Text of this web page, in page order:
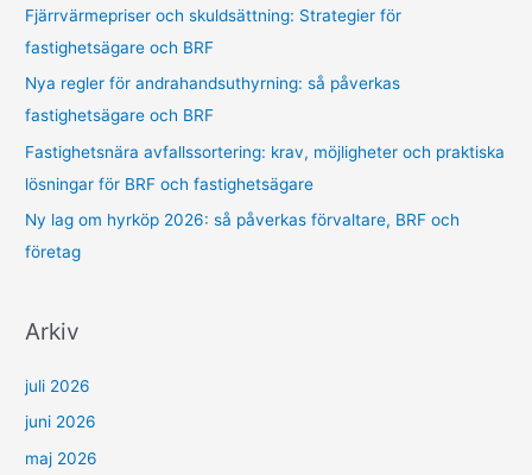
e
:
Fjärrvärmepriser och skuldsättning: Strategier för
fastighetsägare och BRF
Nya regler för andrahandsuthyrning: så påverkas
fastighetsägare och BRF
Fastighetsnära avfallssortering: krav, möjligheter och praktiska
lösningar för BRF och fastighetsägare
Ny lag om hyrköp 2026: så påverkas förvaltare, BRF och
företag
Arkiv
juli 2026
juni 2026
maj 2026